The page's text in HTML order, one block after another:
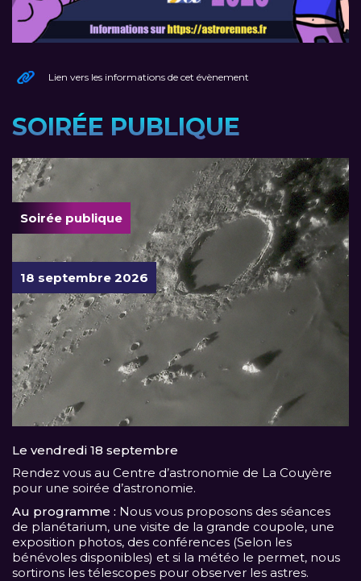
Lien vers les informations de cet évènement
SOIRÉE PUBLIQUE
Soirée publique
18 septembre 2026
Le vendredi 18 septembre
Rendez vous au Centre d’astronomie de La Couyère
pour une soirée d’astronomie.
Au programme : Nous vous proposons des séances
de planétarium, une visite de la grande coupole, une
exposition photos, des conférences (Selon les
bénévoles disponibles) et si la météo le permet, nous
sortirons les télescopes pour observer les astres.